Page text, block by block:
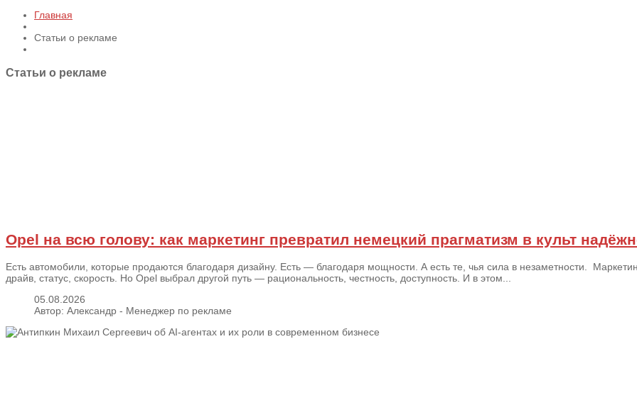
Главная
Статьи о рекламе
Статьи о рекламе
Opel на всю голову: как маркетинг превратил немецкий прагматизм в культ
Есть автомобили, которые продаются благодаря дизайну. Есть — благодаря мощности. А есть те, чья сила в незаметности.
драйв, статус, скорость. Но Opel выбрал другой путь — рациональность, честность, доступность. И в этом...
05.08.2026
Автор: Александр - Менеджер по рекламе